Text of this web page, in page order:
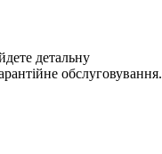
детальну
обслуговування.